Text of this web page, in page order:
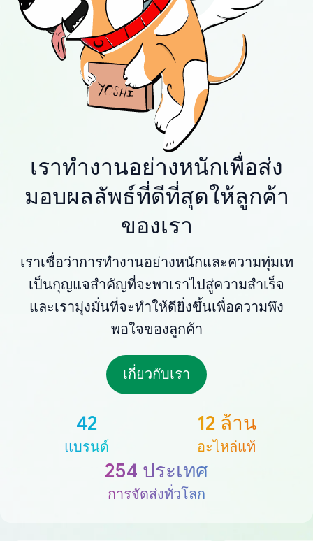
เราทำงานอย่างหนักเพื่อส่ง
มอบผลลัพธ์ที่ดีที่สุดให้ลูกค้า
ของเรา
เราเชื่อว่าการทำงานอย่างหนักและความทุ่มเท
เป็นกุญแจสำคัญที่จะพาเราไปสู่ความสำเร็จ
และเรามุ่งมั่นที่จะทำให้ดียิ่งขึ้นเพื่อความพึง
พอใจของลูกค้า
เกี่ยวกับเรา
42
แบรนด์
12 ล้าน
อะไหล่แท้
254 ประเทศ
การจัดส่งทั่วโลก